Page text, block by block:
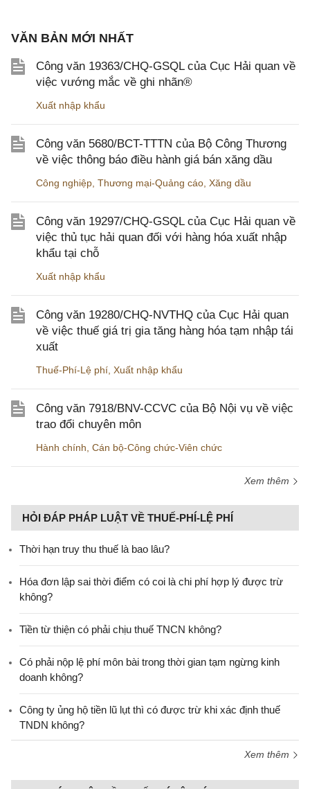
VĂN BẢN MỚI NHẤT
Công văn 19363/CHQ-GSQL của Cục Hải quan về
việc vướng mắc về ghi nhãn®
Xuất nhập khẩu
Công văn 5680/BCT-TTTN của Bộ Công Thương
về việc thông báo điều hành giá bán xăng dầu
Công nghiệp Thương mại-Quảng cáo Xăng dầu
Công văn 19297/CHQ-GSQL của Cục Hải quan về
việc thủ tục hải quan đối với hàng hóa xuất nhập
khẩu tại chỗ
Xuất nhập khẩu
Công văn 19280/CHQ-NVTHQ của Cục Hải quan
về việc thuế giá trị gia tăng hàng hóa tạm nhập tái
xuất
Thuế-Phí-Lệ phí Xuất nhập khẩu
Công văn 7918/BNV-CCVC của Bộ Nội vụ về việc
trao đổi chuyên môn
Hành chính Cán bộ-Công chức-Viên chức
Xem thêm
HỎI ĐÁP PHÁP LUẬT VỀ THUẾ-PHÍ-LỆ PHÍ
Thời hạn truy thu thuế là bao lâu?
Hóa đơn lập sai thời điểm có coi là chi phí hợp lý được trừ
không?
Tiền từ thiện có phải chịu thuế TNCN không?
Có phải nộp lệ phí môn bài trong thời gian tạm ngừng kinh
doanh không?
Công ty ủng hộ tiền lũ lụt thì có được trừ khi xác định thuế
TNDN không?
Xem thêm